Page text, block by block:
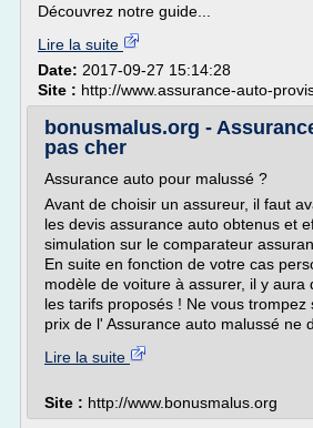
Découvrez notre guide...
Lire la suite
Date: 2017-09-27 15:14:28
Site : http://www.assurance-auto-
bonusmalus.org -
pas cher
Assurance auto pour malussé ?
Avant de choisir un assureur, il faut
les devis assurance auto obtenus et
simulation sur le comparateur
En suite en fonction de votre cas
modèle de voiture à assurer, il y aura
les tarifs proposés ! Ne vous trompez
prix de l' Assurance auto malussé ne
Lire la suite
Site : http://www.bonusmalus.org